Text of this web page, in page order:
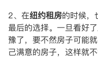
2、在纽约租房的时候，
最后的选择。一旦看好
豫了，要不然房子可能
己满意的房子，这样就